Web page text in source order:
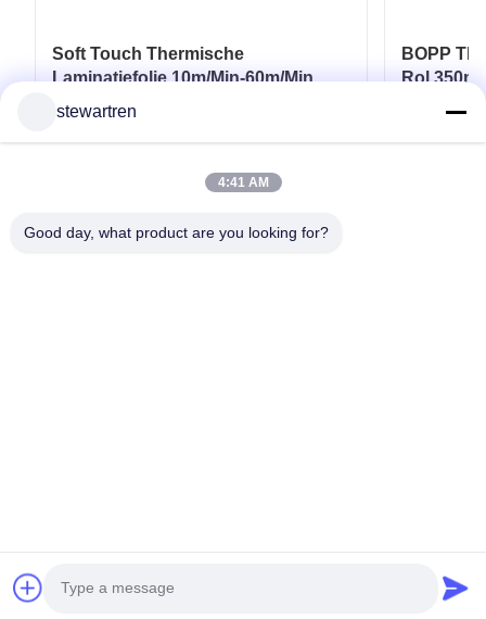
Soft Touch Thermische
Laminatiefolie 10m/Min-60m/Min
voor Flexibele Verpakkingen
BOPP
Rol
Karton
stewartren
4:41 AM
Good day, what product are you looking for?